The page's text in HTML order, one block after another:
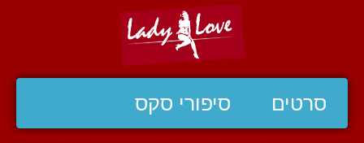
סרטים סיפורי סקס